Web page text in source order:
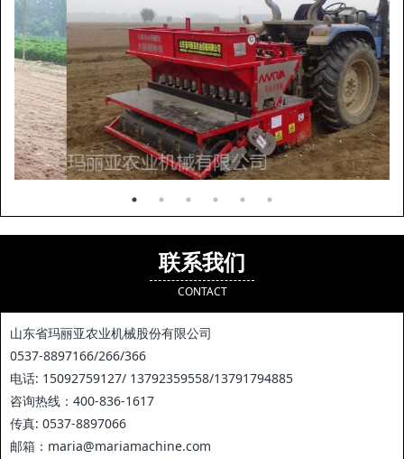
联系我们
CONTACT
山东省玛丽亚农业机械股份有限公司
0537-8897166/266/366
电话: 15092759127/ 13792359558/13791794885
咨询热线：400-836-1617
传真: 0537-8897066
邮箱：maria@mariamachine.com